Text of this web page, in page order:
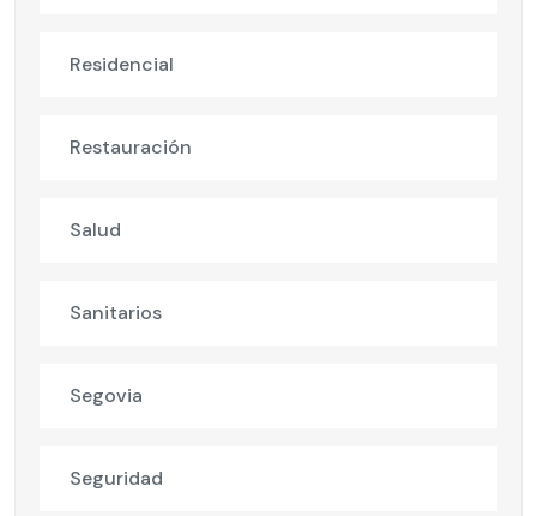
Residencial
Restauración
Salud
Sanitarios
Segovia
Seguridad